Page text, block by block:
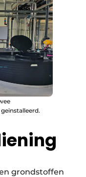
grondstoffen